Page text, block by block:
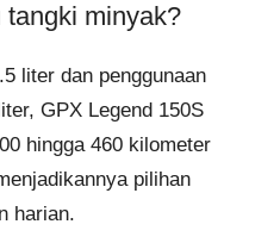
tangki minyak?
liter dan penggunaan
GPX Legend 150S
hingga 460 kilometer
pilihan
harian.